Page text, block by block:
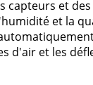
capteurs et
et la
d'air et les